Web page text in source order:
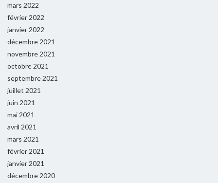
mars 2022
février 2022
janvier 2022
décembre 2021
novembre 2021
octobre 2021
septembre 2021
juillet 2021
juin 2021
mai 2021
avril 2021
mars 2021
février 2021
janvier 2021
décembre 2020